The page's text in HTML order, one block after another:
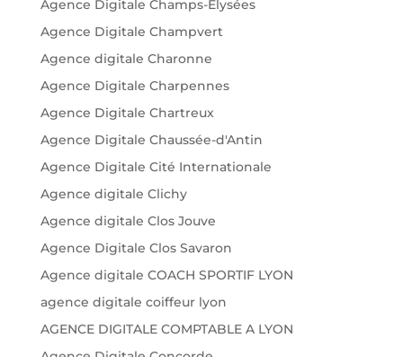
Agence Digitale Champs-Élysées
Agence Digitale Champvert
Agence digitale Charonne
Agence Digitale Charpennes
Agence Digitale Chartreux
Agence Digitale Chaussée-d'Antin
Agence Digitale Cité Internationale
Agence digitale Clichy
Agence digitale Clos Jouve
Agence Digitale Clos Savaron
Agence digitale COACH SPORTIF LYON
agence digitale coiffeur lyon
AGENCE DIGITALE COMPTABLE A LYON